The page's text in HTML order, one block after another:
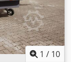
Copco Модель:
моточасов (по
передвижной
входят (как
с
1 / 10